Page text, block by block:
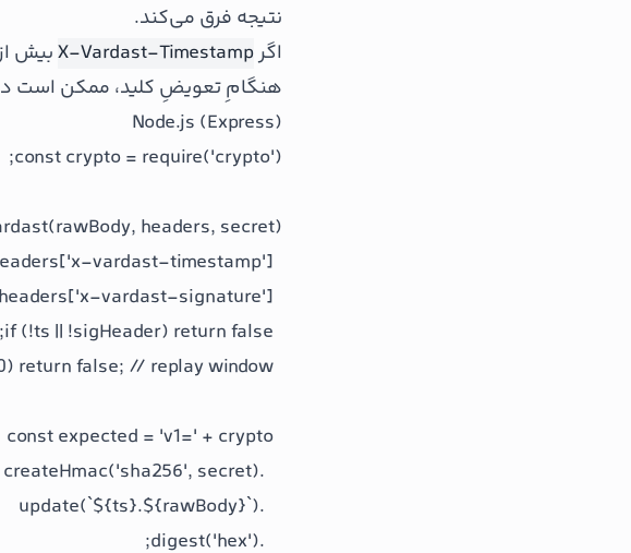
نتیجه فرق می‌کند.
اگرX-Vardast-Timestampبیش
هنگامِ تعویضِ کلید، ممکن است دو
Node.js (Express)